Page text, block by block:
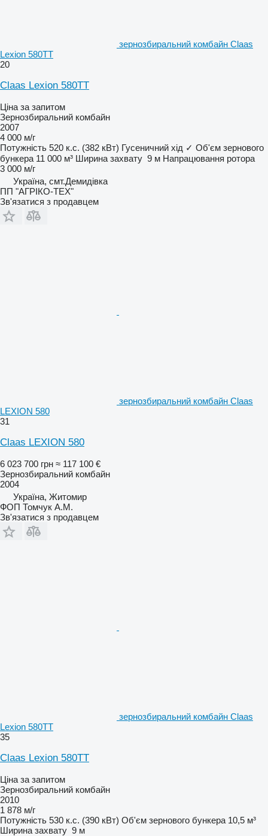
зернозбиральний комбайн Claas
Lexion 580TT
20
Claas Lexion 580TT
Ціна за запитом
Зернозбиральний комбайн
2007
4 000 м/г
Потужність 520 к.с. (382 кВт) Гусеничний хід ✓ Об'єм зернового
бункера 11 000 м³ Ширина захвату 9 м Напрацювання ротора
3 000 м/г
Україна, смт.Демидівка
ПП "АГРІКО-ТЕХ"
Зв'язатися з продавцем
зернозбиральний комбайн Claas
LEXION 580
31
Claas LEXION 580
6 023 700 грн ≈ 117 100 €
Зернозбиральний комбайн
2004
Україна, Житомир
ФОП Томчук А.М.
Зв'язатися з продавцем
зернозбиральний комбайн Claas
Lexion 580TT
35
Claas Lexion 580TT
Ціна за запитом
Зернозбиральний комбайн
2010
1 878 м/г
Потужність 530 к.с. (390 кВт) Об'єм зернового бункера 10,5 м³
Ширина захвату 9 м